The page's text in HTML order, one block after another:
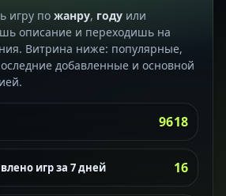
игру по жанру, году или
описание и переходишь на
Витрина ниже: популярные,
добавленные и основной
9618
игр за 7 дней 16